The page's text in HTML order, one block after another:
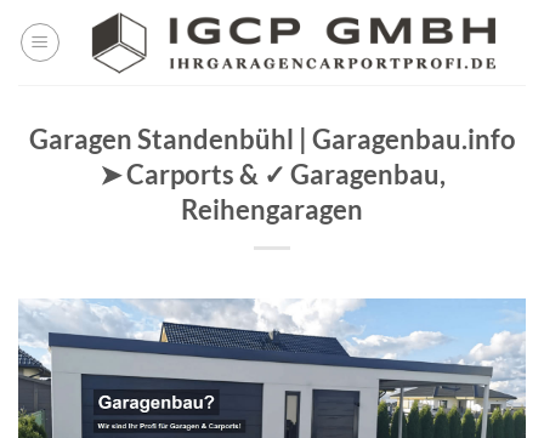
Garagen Standenbühl | Garagenbau.info
➤ Carports & ✓ Garagenbau,
Reihengaragen